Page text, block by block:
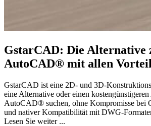
GstarCAD: Die Alternative
AutoCAD® mit allen
GstarCAD ist eine 2D- und 3D-
eine Alternative oder einen kostengünstigeren
AutoCAD® suchen, ohne Kompromisse bei
und nativer Kompatibilität mit DWG-
Lesen Sie weiter ...